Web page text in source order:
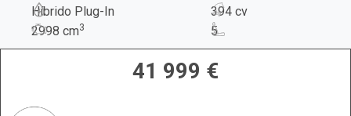
Híbrido Plug-In
394 cv
2998 cm3 5
41 999 €